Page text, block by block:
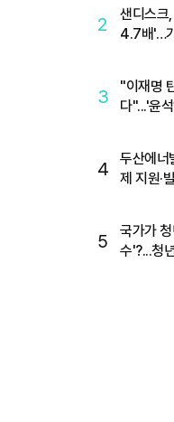
2
샌디스크
4.7배'…
3
"이재명
다"...'윤
4
두산에너
제 지원·
5
국가가
수'?...청